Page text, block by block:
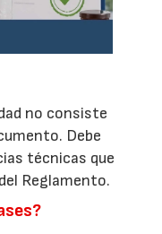
no consiste
Debe
técnicas que
Reglamento.